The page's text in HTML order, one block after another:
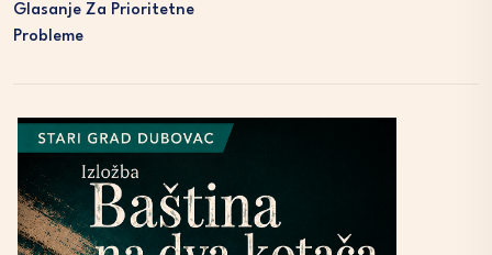
Glasanje Za Prioritetne
Probleme